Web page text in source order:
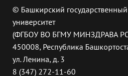
© Башкирский
университет
(ФГБОУ ВО БГМУ МИНЗДРАВА
450008, Республика
ул. Ленина, д. 3
8 (347) 272-11-60